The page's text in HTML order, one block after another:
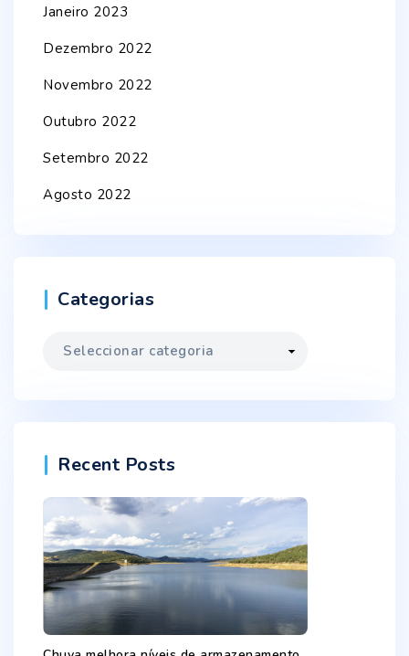
Janeiro 2023
Dezembro 2022
Novembro 2022
Outubro 2022
Setembro 2022
Agosto 2022
Categorias
Categorias
Recent Posts